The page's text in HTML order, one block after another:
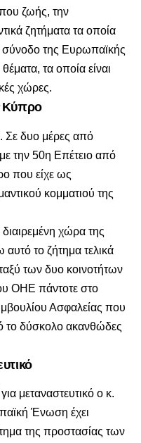
ζωής, την
ζητήματα τα οποία
σύνοδο της Ευρωπαϊκής
θέματα, τα οποία είναι
χώρες.
Κύπρο
Σε δυο μέρες από
την 50η Επέτειο από
που είχε ως
κομματιού της
διαιρεμένη χώρα της
το ζήτημα τελικά
των δυο κοινοτήτων
ΟΗΕ πάντοτε στο
Ασφαλείας που
το δύσκολο ακανθώδες
μεταναστευτικό ο κ.
Ένωση έχει
της προστασίας των